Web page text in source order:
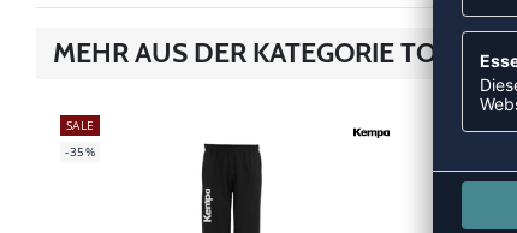
MEHR AUS DER KATEGORIE
SALE
-35%
NEW